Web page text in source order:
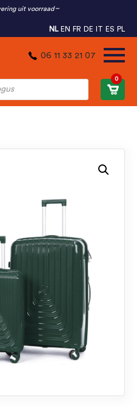
uit voorraad
NL EN FR DE IT ES PL
06 11 33 21 07
0